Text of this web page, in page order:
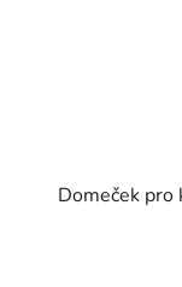
Domeček